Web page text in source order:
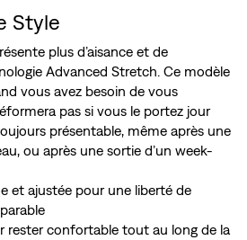
Style
plus d’aisance et de
Advanced Stretch. Ce modèle
vous avez besoin de vous
pas si vous le portez jour
présentable, même après une
ou après une sortie d’un week-
et ajustée pour une liberté de
rester confortable tout au long de la